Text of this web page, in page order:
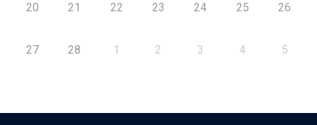
20 21 22 23 24 25 26
27 28 1 2 3 4 5